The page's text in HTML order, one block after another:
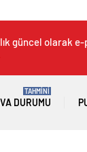
güncel olarak
DURUMU
TAHMİNİ